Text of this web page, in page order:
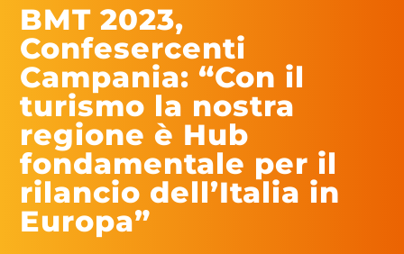
BMT 2023,
Confesercenti
Campania: “Con il
turismo la nostra
regione è Hub
fondamentale per il
rilancio dell’Italia in
Europa”